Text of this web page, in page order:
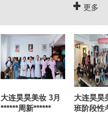
更多
大连昊昊美妆 3月
******周新******
大连昊昊
班阶段性